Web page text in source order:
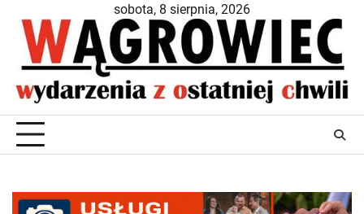
content
sobota, 8 sierpnia, 2026